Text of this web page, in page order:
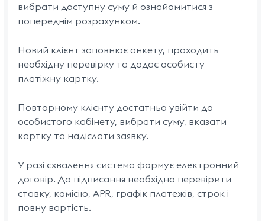
вибрати доступну суму й ознайомитися з
попереднім розрахунком.
Новий клієнт заповнює анкету, проходить
необхідну перевірку та додає особисту
платіжну картку.
Повторному клієнту достатньо увійти до
особистого кабінету, вибрати суму, вказати
картку та надіслати заявку.
У разі схвалення система формує електронний
договір. До підписання необхідно перевірити
ставку, комісію, APR, графік платежів, строк і
повну вартість.